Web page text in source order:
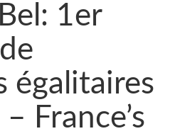
1er
égalitaires
France’s